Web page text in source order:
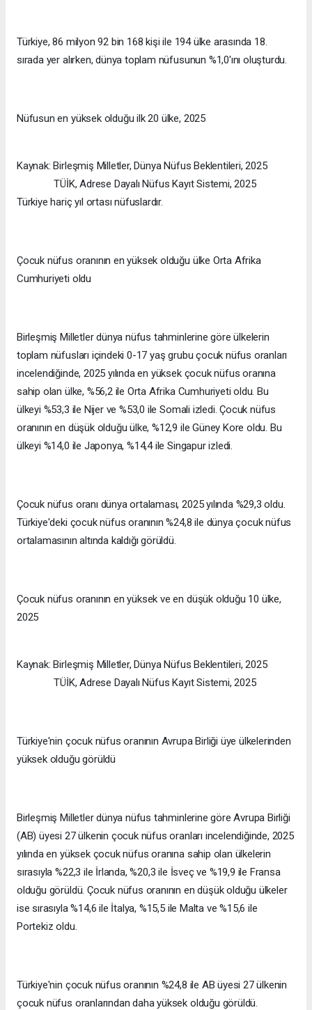
Türkiye, 86 milyon 92 bin 168 kişi ile 194 ülke arasında 18.
sırada yer alırken, dünya toplam nüfusunun %1,0'ını oluşturdu.
Nüfusun en yüksek olduğu ilk 20 ülke, 2025
Kaynak: Birleşmiş Milletler, Dünya Nüfus Beklentileri, 2025
TÜİK, Adrese Dayalı Nüfus Kayıt Sistemi, 2025
Türkiye hariç yıl ortası nüfuslardır.
Çocuk nüfus oranının en yüksek olduğu ülke Orta Afrika
Cumhuriyeti oldu
Birleşmiş Milletler dünya nüfus tahminlerine göre ülkelerin
toplam nüfusları içindeki 0-17 yaş grubu çocuk nüfus oranları
incelendiğinde, 2025 yılında en yüksek çocuk nüfus oranına
sahip olan ülke, %56,2 ile Orta Afrika Cumhuriyeti oldu. Bu
ülkeyi %53,3 ile Nijer ve %53,0 ile Somali izledi. Çocuk nüfus
oranının en düşük olduğu ülke, %12,9 ile Güney Kore oldu. Bu
ülkeyi %14,0 ile Japonya, %14,4 ile Singapur izledi.
Çocuk nüfus oranı dünya ortalaması, 2025 yılında %29,3 oldu.
Türkiye'deki çocuk nüfus oranının %24,8 ile dünya çocuk nüfus
ortalamasının altında kaldığı görüldü.
Çocuk nüfus oranının en yüksek ve en düşük olduğu 10 ülke,
2025
Kaynak: Birleşmiş Milletler, Dünya Nüfus Beklentileri, 2025
TÜİK, Adrese Dayalı Nüfus Kayıt Sistemi, 2025
Türkiye'nin çocuk nüfus oranının Avrupa Birliği üye ülkelerinden
yüksek olduğu görüldü
Birleşmiş Milletler dünya nüfus tahminlerine göre Avrupa Birliği
(AB) üyesi 27 ülkenin çocuk nüfus oranları incelendiğinde, 2025
yılında en yüksek çocuk nüfus oranına sahip olan ülkelerin
sırasıyla %22,3 ile İrlanda, %20,3 ile İsveç ve %19,9 ile Fransa
olduğu görüldü. Çocuk nüfus oranının en düşük olduğu ülkeler
ise sırasıyla %14,6 ile İtalya, %15,5 ile Malta ve %15,6 ile
Portekiz oldu.
Türkiye'nin çocuk nüfus oranının %24,8 ile AB üyesi 27 ülkenin
çocuk nüfus oranlarından daha yüksek olduğu görüldü.